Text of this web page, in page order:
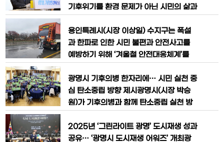
환경 연계
면 금지’를 명시한 폐기물관리법에 선제적
기물 직매립 금지는 생활폐기물을 소각·
재활용 등 적정 처리 없이 매립하는
기후위기를 환경 문제가 아닌 시민의 삶과
후인권의 날’을 공식 선포했다.시는 5일
시청 대회의실에서 기후위기로부터 모든
시민, 특히 취약계층의 인권을 보호하고
나아가기 위한 선포식을 개최했다.‘1.5℃
광명 기후인권의 날’은 2015년
용인특례시(시장 이상일) 수지구는 폭설
과 한파로 인한 시민 불편과 안전사고를
예방하기 위해 ‘겨울철 안전대응체계’를
3월 15일까지를 동절기 제설 대책 기간으
로 정하고, 신속한 제설과 결빙 예방을 위
한 대응체계를 운영하고 있다.제설 전진기
장비 47대와 살포기·삽날 등 부착형 장비
51대, 보도 제설기 11대를 확보했으며
광명시 기후의병 한자리에… 시민 실천 중
심 탄소중립 방향 제시광명시(시장 박승
원)가 기후의병과 함께 탄소중립 실천 방
에서 기후의병 100여 명이 참석한 가운데
‘2025 기후의병 토론회’를 열었다.이번
2025년 ‘그린라이트 광명’ 도시재생 성과
공유… ‘광명시 도시재생 어워즈’ 개최광